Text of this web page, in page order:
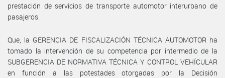
prestación de servicios de transporte automotor interurbano de
pasajeros.
Que, la GERENCIA DE FISCALIZACIÓN TÉCNICA AUTOMOTOR ha
tomado la intervención de su competencia por intermedio de la
SUBGERENCIA DE NORMATIVA TÉCNICA Y CONTROL VEHÍCULAR
en función a las potestades otorgadas por la Decisión